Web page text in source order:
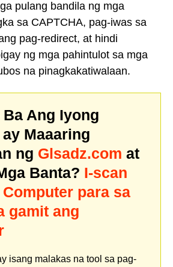
pulang bandila ng mga
sa CAPTCHA, pag-iwas sa
pag-redirect, at hindi
ng mga pahintulot sa mga
na pinagkakatiwalaan.
Ang Iyong
Maaaring
ng Glsadz.com at
Banta? I-scan
para sa
gamit ang
isang malakas na tool sa pag-